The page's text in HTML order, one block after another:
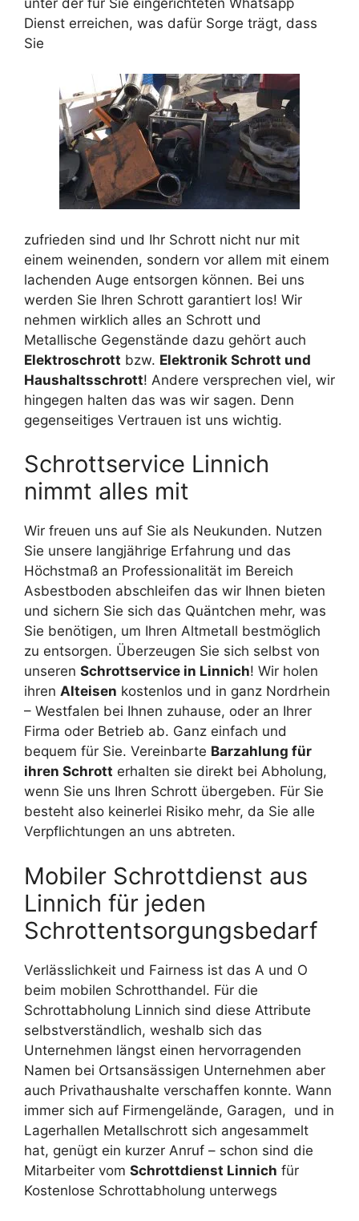
Dienst erreichen, was dafür Sorge trägt, dass
Sie
zufrieden sind und Ihr Schrott nicht nur mit
einem weinenden, sondern vor allem mit einem
lachenden Auge entsorgen können. Bei uns
werden Sie Ihren Schrott garantiert los! Wir
nehmen wirklich alles an Schrott und
Metallische Gegenstände dazu gehört auch
Elektroschrott bzw. Elektronik Schrott und
Haushaltsschrott! Andere versprechen viel, wir
hingegen halten das was wir sagen. Denn
gegenseitiges Vertrauen ist uns wichtig.
Schrottservice Linnich
nimmt alles mit
Wir freuen uns auf Sie als Neukunden. Nutzen
Sie unsere langjährige Erfahrung und das
Höchstmaß an Professionalität im Bereich
Asbestboden abschleifen das wir Ihnen bieten
und sichern Sie sich das Quäntchen mehr, was
Sie benötigen, um Ihren Altmetall bestmöglich
zu entsorgen. Überzeugen Sie sich selbst von
unseren Schrottservice in Linnich! Wir holen
ihren Alteisen kostenlos und in ganz Nordrhein
– Westfalen bei Ihnen zuhause, oder an Ihrer
Firma oder Betrieb ab. Ganz einfach und
bequem für Sie. Vereinbarte Barzahlung für
ihren Schrott erhalten sie direkt bei Abholung,
wenn Sie uns Ihren Schrott übergeben. Für Sie
besteht also keinerlei Risiko mehr, da Sie alle
Verpflichtungen an uns abtreten.
Mobiler Schrottdienst aus
Linnich für jeden
Schrottentsorgungsbedarf
Verlässlichkeit und Fairness ist das A und O
beim mobilen Schrotthandel. Für die
Schrottabholung Linnich sind diese Attribute
selbstverständlich, weshalb sich das
Unternehmen längst einen hervorragenden
Namen bei Ortsansässigen Unternehmen aber
auch Privathaushalte verschaffen konnte. Wann
immer sich auf Firmengelände, Garagen, und in
Lagerhallen Metallschrott sich angesammelt
hat, genügt ein kurzer Anruf – schon sind die
Mitarbeiter vom Schrottdienst Linnich für
Kostenlose Schrottabholung unterwegs